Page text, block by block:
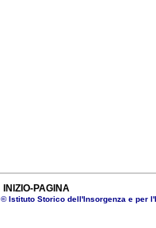
INIZIO-PAGINA
© Istituto Storico dell'Insorgenza e per